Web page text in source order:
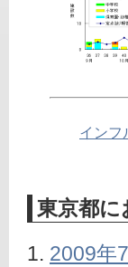
インフ
東京都
2009年